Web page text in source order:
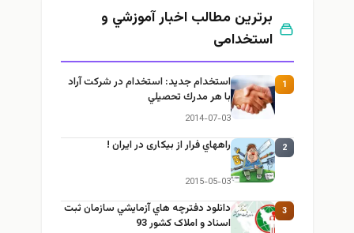
برترین مطالب اخبار آموزشي و
استخدامی
1
استخدام جديد: استخدام در شركت آراد
با هر مدرك تحصيلي
2014-07-03
2 راههاي فرار از بیکاری در ايران !
2015-05-03
3
دانلود دفترچه هاي آزمايشي سازمان ثبت
اسناد و املاک کشور 93